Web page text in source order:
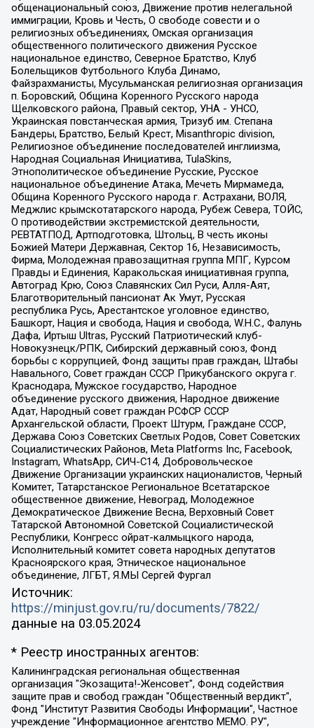
общенациональный союз, Движение против нелегальной
иммиграции, Кровь и Честь, О свободе совести и о
религиозных объединениях, Омская организация
общественного политического движения Русское
национальное единство, Северное Братство, Клуб
Болельщиков Футбольного Клуба Динамо,
Файзрахманисты, Мусульманская религиозная организация
п. Боровский, Община Коренного Русского народа
Щелковского района, Правый сектор, УНА - УНСО,
Украинская повстанческая армия, Тризуб им. Степана
Бандеры, Братство, Белый Крест, Misanthropic division,
Религиозное объединение последователей инглиизма,
Народная Социальная Инициатива, TulaSkins,
Этнополитическое объединение Русские, Русское
национальное объединение Атака, Мечеть Мирмамеда,
Община Коренного Русского народа г. Астрахани, ВОЛЯ,
Меджлис крымскотатарского народа, Рубеж Севера, ТОЙС,
О противодействии экстремистской деятельности,
РЕВТАТПОД, Артподготовка, Штольц, В честь иконы
Божией Матери Державная, Сектор 16, Независимость,
Фирма, Молодежная правозащитная группа МПГ, Курсом
Правды и Единения, Каракольская инициативная группа,
Автоград Крю, Союз Славянских Сил Руси, Алля-Аят,
Благотворительный пансионат Ак Умут, Русская
республика Русь, Арестантское уголовное единство,
Башкорт, Нация и свобода, Нация и свобода, W.H.С., Фалунь
Дафа, Иртыш Ultras, Русский Патриотический клуб-
Новокузнецк/РПК, Сибирский державный союз, Фонд
борьбы с коррупцией, Фонд защиты прав граждан, Штабы
Навального, Совет граждан СССР Прикубанского округа г.
Краснодара, Мужское государство, Народное
объединение русского движения, Народное движение
Адат, Народный совет граждан РСФСР СССР
Архангельской области, Проект Штурм, Граждане СССР,
Держава Союз Советских Светлых Родов, Совет Советских
Социалистических Районов, Meta Platforms Inc, Facebook,
Instagram, WhatsApp, СИЧ-С14, Добровольческое
Движение Организации украинских националистов, Черный
Комитет, Татарстанское Региональное Всетатарское
общественное движение, Невоград, Молодежное
Демократическое Движение Весна, Верховный Совет
Татарской Автономной Советской Социалистической
Республики, Конгресс ойрат-калмыцкого народа,
Исполнительный комитет совета народных депутатов
Красноярского края, Этническое национальное
объединение, ЛГБТ, Я.МЫ Сергей Фургал
Источник:
https://minjust.gov.ru/ru/documents/7822/
данные на 03.05.2024
* Реестр иностранных агентов:
Калининградская региональная общественная организация "Экозащита!-Женсовет", Фонд содействия защите прав и свобод граждан "Общественный вердикт", Фонд "Институт Развития Свободы Информации", Частное учреждение "Информационное агентство МЕМО. РУ", Региональная общественная организация "Общественная комиссия по сохранению наследия академика Сахарова", Фонд поддержки свободы прессы, Санкт-Петербургская общественная правозащитная организация "Гражданский контроль", Межрегиональная общественная организация "Информационно-просветительский центр "Мемориал", Региональный Фонд "Центр Защиты Прав Средств Массовой Информации", с 05.12.2023 Фонд "Центр Защиты Прав Средств массовой информации", Региональная общественная благотворительная организация помощи беженцам и мигрантам "Гражданское содействие", Негосударственное образовательное учреждение дополнительного профессионального образования (повышение квалификации) специалистов "АКАДЕМИЯ ПО ПРАВАМ ЧЕЛОВЕКА", Свердловская региональная общественная организация "Сутяжник", Автономная некоммерческая организация "Центр независимых социологических исследований", Союз общественных объединений "Российский исследовательский центр по правам человека", Региональное общественное учреждение научно-информационный центр "МЕМОРИАЛ", Некоммерческая организация "Фонд защиты гласности", Автономная некоммерческая организация "Институт прав человека", Городская общественная организация "Екатеринбургское общество "МЕМОРИАЛ", Городская общественная организация "Рязанское историко-просветительское и правозащитное общество "Мемориал" (Рязанский Мемориал), Челябинский региональный орган общественной самодеятельности – женское общественное объединение "Женщины Евразии", Челябинский региональный орган общественной самодеятельности "Уральская правозащитная группа", Фонд содействия защите здоровья и социальной справедливости имени Андрея Рылькова, Автономная Некоммерческая Организация "Аналитический Центр Юрия Левады", Автономная некоммерческая организация социальной поддержки населения "Проект Апрель", Региональная общественная организация помощи женщинам и детям, находящимся в кризисной ситуации "Информационно-методический центр "Анна", Фонд содействия развитию массовых коммуникаций и правовому просвещению "Так-так-Так", Фонд содействия устойчивому развитию "Серебряная тайга", Свердловский региональный общественный фонд социальных проектов "Новое время", "Idel.Реалии", Кавказ.Реалии, Крым.Реалии, Телеканал Настоящее Время, Татаро-башкирская служба Радио Свобода (Azatliq Radiosi), Радио Свободная Европа/Радио Свобода (PCE/PC), "Сибирь.Реалии", "Фактограф", Благотворительный фонд помощи осужденным и их семьям, Автономная некоммерческая организация "Институт глобализации и социальных движений", Фонд "В защиту прав заключенных", Частное учреждение "Центр поддержки и содействия развитию средств массовой информации", Пензенский региональный общественный благотворительный фонд "Гражданский союз", "Север.Реалии", Некоммерческая организация Фонд "Правовая инициатива", Общество с ограниченной ответственностью "Радио Свободная Европа/Радио Свобода", Чешское информационное агентство "MEDIUM-ORIENT", Красноярская региональная общественная организация "Мы против СПИДа", Камалягин Денис Николаевич, Маркелов Сергей Евгеньевич, Пономарев Лев Александрович, Савицкая Людмила Алексеевна, Автономная некоммерческая организация "Центр по работе с проблемой насилия "НАСИЛИЮ.НЕТ", Межрегиональный профессиональный союз работников здравоохранения "Альянс врачей", Юридическое лицо, зарегистрированное в Латвийской Республике, SIA "Medusa Project" (регистрационный номер 40103797863, дата регистрации 10.06.2014), Некоммерческая организация "Фонд по борьбе с коррупцией", Автономная некоммерческая организация "Институт права и публичной политики", Баданин Роман Сергеевич, Гликин Максим Александрович, Железнова Мария Михайловна, Лукьянова Юлия Сергеевна, Маетная Елизавета Витальевна, Маняхин Петр Борисович, Чуракова Ольга Владимировна, Ярош Юлия Петровна, Юридическое лицо "The Insider SIA", зарегистрированное в Риге, Латвийская Республика (дата регистрации 26.06.2015), являющееся администратором доменного имени интернет-издания "The Insider SIA", https://theins.ru, Постернак Алексей Евгеньевич, Рубин Михаил Аркадьевич, Анин Роман Александрович, Юридическое лицо Istories fonds, зарегистрированное в Латвийской Республике (регистрационный номер 50008295751, дата регистрации 24.02.2020), Великовский Дмитрий Александрович, Долинина Ирина Николаевна, Мароховская Алеся Алексеевна, Шлейнов Роман Юрьевич, Шмагун Олеся Валентиновна, Общество с ограниченной ответственностью "Альтаир 2021", Общество с ограниченной ответственностью "Вега 2021", Общество с ограниченной ответственностью "Главный редактор 2021", Общество с ограниченной ответственностью "Ромашки монолит", Важенков Артем Валерьевич, Ивановская областная общественная организация "Центр гендерных исследований", Гурман Юрий Альбертович, Медиапроект "ОВД-Инфо", Егоров Владимир Владимирович, Жилинский Владимир Александрович, Общество с ограниченной ответственностью "ЗП", Иванова София Юрьевна, Карезина Инна Павловна, Кильтау Екатерина Викторовна, Петров Алексей Викторович, Пискунов Сергей Евгеньевич, Смирнов Сергей Сергеевич, Тихонов Михаил Сергеевич, Общество с ограниченной ответственностью "ЖУРНАЛИСТ-ИНОСТРАННЫЙ АГЕНТ", Арапова Галина Юрьевна, Вольтская Татьяна Анатольевна, Американская компания "Mason G.E.S. Anonymous Foundation" (США), являющаяся владельцем интернет-издания https://mnews.world/, Компания "Stichting Bellingcat", зарегистрированная в Нидерландах (дата регистрации 11.07.2018), Захаров Андрей Вячеславович, Клепиковская Екатерина Дмитриевна, Общество с ограниченной ответственностью "МЕМО", Перл Роман Александрович, Симонов Евгений Алексеевич, Соловьева Елена Анатольевна, Сотников Даниил Владимирович, Сурначева Елизавета Дмитриевна, Автономная некоммерческая организация по защите прав человека и информированию населения "Якутия – Наше Мнение", Общество с ограниченной ответственностью "Москоу диджитал медиа", с 26.01.2023 Общество с ограниченной ответственностью "Чайка Белые сады", Ветошкина Валерия Валерьевна, Заговора Максим Александрович, Межрегиональное общественное движение "Российская ЛГБТ - сеть", Оленичев Максим Владимирович, Павлов Иван Юрьевич, Скворцова Елена Сергеевна, Общество с ограниченной ответственностью "Как бы инагент", Кочетков Игорь Викторович, Общество с ограниченной ответственностью "Честные выборы", Еланчик Олег Александрович, Общество с ограниченной ответственностью "Нобелевский призыв", Гималова Регина Эмилевна, Григорьев Андрей Валерьевич, Григорьева Алина Александровна, Ассоциация по содействию защите прав призывников, альтернативнослужащих и военнослужащих "Правозащитная группа "Гражданин.Армия.Право", Хисамова Регина Фаритовна, Автономная некоммерческая организация по реализации социально-правовых программ "Лилит", Дальневосточное общественное движение "Маяк", Санкт-Петербургская ЛГБТ-инициативная группа "Выход", Инициативная группа ЛГБТ+ "Реверс", Алексеев Андрей Викторович, Бекбулатова Таисия Львовна, Беляев Иван Михайлович, Владыкина Елена Сергеевна, Гельман Марат Александрович, Никульшина Вероника Юрьевна, Толоконникова Надежда Андреевна, Шендерович Виктор Анатольевич, Общество с ограниченной ответственностью "Данное сообщение", Общество с ограниченной ответственностью Издательский дом "Новая глава", Айнбиндер Александра Александровна, Московский комьюнити-центр для ЛГБТ+инициатив, Благотворительный фонд развития филантропии, Deutsche Welle (Германия, Kurt-Schumacher-Strasse 3, 53113 Bonn), Борзунова Мария Михайловна, Воробьев Виктор Викторович, Голубева Анна Львовна, Константинова Алла Михайловна, Малкова Ирина Владимировна, Мурадов Мурад Абдулгалимович, Осетинская Елизавета Николаевна, Понасенков Евгений Николаевич, Ганапольский Матвей Юрьевич, Киселев Евгений Алексеевич, Борухович Ирина Григорьевна, Дремин Иван Тимофеевич, Дубровский Дмитрий Викторович, Красноярская региональная общественная организация поддержки и развития альтернативных образовательных технологий и межкультурных коммуникаций "ИНТЕРРА", Маяковская Екатерина Алексеевна, Фейгин Марк Захарович, Филимонов Андрей Викторович, Дзугкоева Регина Николаевна, Доброхотов Роман Александрович, Дудь Юрий Александрович, Елкин Сергей Владимирович, Кругликов Кирилл Игоревич, Сабунаева Мария Леонидовна, Семенов Алексей Владимирович, Шаинян Карен Багратович, Шульман Екатерина Михайловна, Асафьев Артур Валерьевич, Вахштайн Виктор Семенович, Венедиктов Алексей Алексеевич, Лушникова Екатерина Евгеньевна, Волков Леонид Михайлович, Невзоров Александр Глебович, Пархоменко Сергей Борисович, Сироткин Ярослав Николаевич, Кара-Мурза Владимир Владимирович, Баранова Наталья Владимировна, Гозман Леонид Яковлевич, Кагарлицкий Борис Юльевич, Климарев Михаил Валерьевич, Милов Владимир Станиславович, Автономная некоммерческая организация Краснодарский центр современного искусства "Типография", Моргенштерн Алишер Тагирович, Соболь Любовь Эдуардовна, Общество с ограниченной ответственностью "ЛИЗА НОРМ", Каспаров Гарри Кимович, Ходорковский Михаил Борисович, Общество с ограниченной ответственностью "Апрельские тезисы", Данилович Ирина Брониславовна, Кашин Олег Владимирович, Петров Николай Владимирович, Пивоваров Алексей Владимирович, Соколов Михаил Владимирович, Цветкова Юлия Владимировна, Чичваркин Евгений Александрович, Комитет против пыток/Команда против пыток, Общество с ограниченной ответственностью "Первый научный", Общество с ограниченной ответственностью "Вертолет и ко", Белоцерковская Вероника Борисовна, Кац Максим Евгеньевич, Лазарева Татьяна Юрьевна, Шаведдинов Руслан Табризович, Яшин Илья Валерьевич, Общество с ограниченной ответственностью "Иноагент ААВ", Алешковский Дмитрий Петрович, Альбац Евгения Марковна, Быков Дмитрий Львович, Галямина Юлия Евгеньевна, Лойко Сергей Леонидович, Мартынов Кирилл Константинович, Медведев Сергей Александрович, Крашенинников Федор Геннадиевич, Гордеева Катерина Вл